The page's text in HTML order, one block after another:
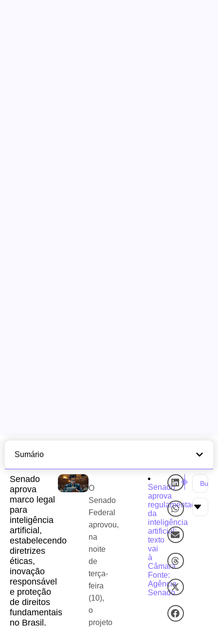
Senado
aprova
marco legal
para
inteligência
artificial,
estabelecendo
diretrizes
éticas,
inovação
responsável
e proteção
de direitos
fundamentais
no Brasil.
O
Senado
Federal
aprovou,
na
noite
de
terça-
feira
(10),
o
projeto
Senado
aprova
regulamentação
da
inteligência
artificial;
texto
vai
à
Câmara
Fonte:
Agência
Senado
próxima notícia
Google
Sumário